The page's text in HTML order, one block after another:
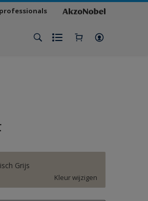
professionals
Grijs
Kleur wijzigen